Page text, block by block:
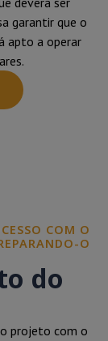
garantir que o
apto a operar
COM O
O
do
o projeto com o